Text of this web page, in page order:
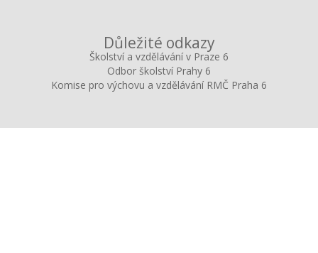
Důležité odkazy
Školství a vzdělávání v Praze 6
Odbor školství Prahy 6
Komise pro výchovu a vzdělávání RMČ Praha 6